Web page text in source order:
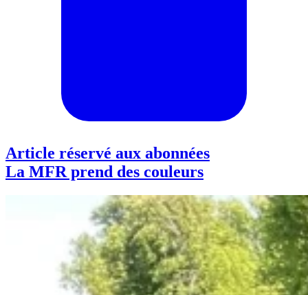
Article réservé aux abonnées
La MFR prend des couleurs